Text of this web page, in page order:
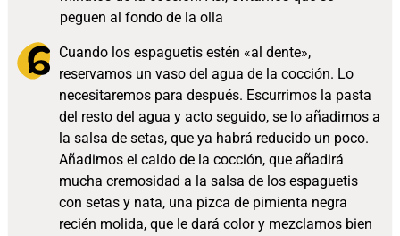
peguen al fondo de la olla
Cuando los espaguetis estén «al dente»,
reservamos un vaso del agua de la cocción. Lo
necesitaremos para después. Escurrimos la pasta
del resto del agua y acto seguido, se lo añadimos a
la salsa de setas, que ya habrá reducido un poco.
Añadimos el caldo de la cocción, que añadirá
mucha cremosidad a la salsa de los espaguetis
con setas y nata, una pizca de pimienta negra
recién molida, que le dará color y mezclamos bien